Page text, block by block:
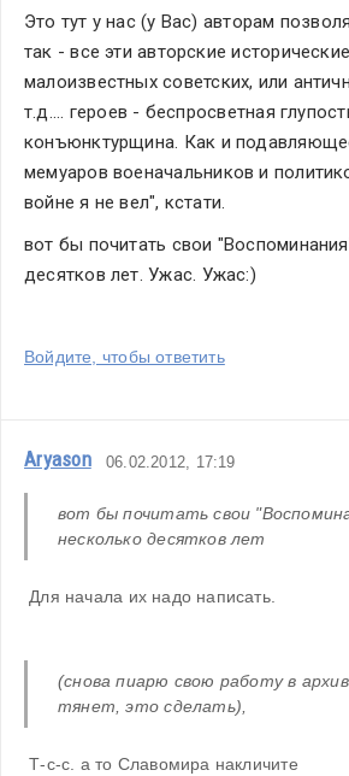
Это тут у нас (у Вас) авторам
так - все эти авторские
малоизвестных советских, или
т.д.... героев - беспросветная
конъюнктурщина. Как и
мемуаров военачальников и
войне я не вел", кстати.
вот бы почитать свои
десятков лет. Ужас. Ужас:)
Войдите, чтобы ответить
Aryason 06.02.2012, 17:19
вот бы почитать свои
несколько десятков лет
Для начала их надо написать.
(снова пиарю свою работу в
тянет, это сделать),
Т-с-с. а то Славомира накличите